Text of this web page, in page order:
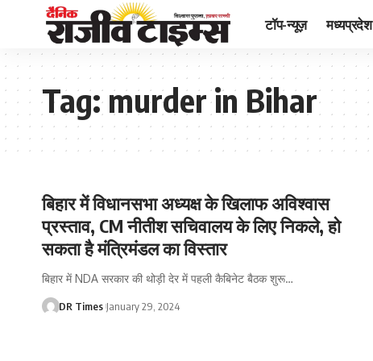
टॉप-न्यूज़ मध्यप्रदेश
Tag:murder in Bihar
बिहार में विधानसभा अध्यक्ष के खिलाफ अविश्वास
प्रस्ताव, CM नीतीश सचिवालय के लिए निकले, हो
सकता है मंत्रिमंडल का विस्तार
बिहार में NDA सरकार की थोड़ी देर में पहली कैबिनेट बैठक शुरू…
DR Times January 29, 2024